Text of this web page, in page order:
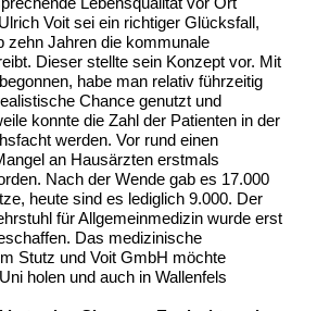
Voit sei ein richtiger Glücksfall,
zehn Jahren die kommunale
Dieser stellte sein Konzept vor. Mit
habe man relativ führzeitig
Chance genutzt und
konnte die Zahl der Patienten in der
werden. Vor rund einen
an Hausärzten erstmals
Nach der Wende gab es 17.000
heute sind es lediglich 9.000. Der
für Allgemeinmedizin wurde erst
Das medizinische
Stutz und Voit GmbH möchte
holen und auch in Wallenfels